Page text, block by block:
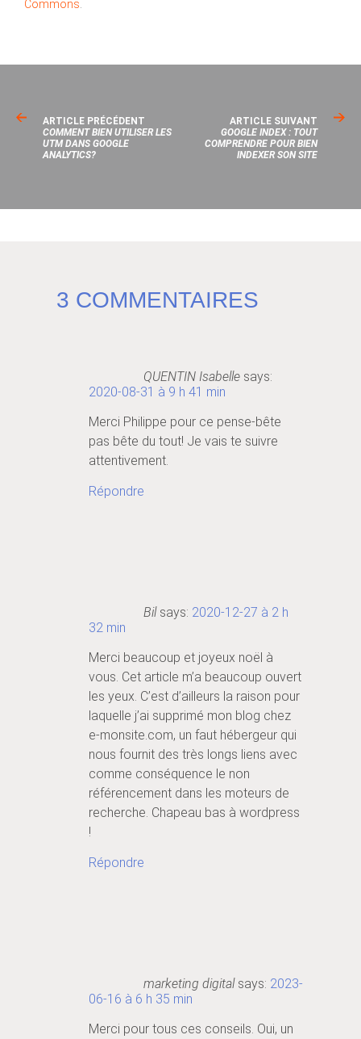
Commons
ARTICLE PRÉCÉDENT
COMMENT BIEN UTILISER LES
UTM DANS GOOGLE
ANALYTICS?
ARTICLE SUIVANT
GOOGLE INDEX : TOUT
COMPRENDRE POUR BIEN
INDEXER SON SITE
3 COMMENTAIRES
QUENTIN Isabelle says:
2020-08-31 à 9 h 41 min
Merci Philippe pour ce pense-bête
pas bête du tout! Je vais te suivre
attentivement.
Répondre
Bil says: 2020-12-27 à 2 h
32 min
Merci beaucoup et joyeux noël à
vous. Cet article m’a beaucoup ouvert
les yeux. C’est d’ailleurs la raison pour
laquelle j’ai supprimé mon blog chez
e-monsite.com, un faut hébergeur qui
nous fournit des très longs liens avec
comme conséquence le non
référencement dans les moteurs de
recherche. Chapeau bas à wordpress
!
Répondre
marketing digital says: 2023-
06-16 à 6 h 35 min
Merci pour tous ces conseils. Oui, un